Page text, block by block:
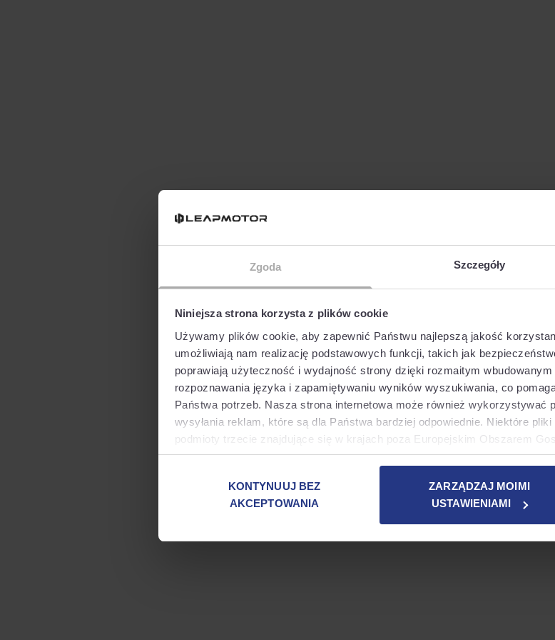
Zgoda Szczegóły
Niniejsza strona korzysta z plików cookie
Używamy plików cookie, aby zapewnić Państwu najlepszą jakość
umożliwiają nam realizację podstawowych funkcji, takich jak
poprawiają użyteczność i wydajność strony dzięki rozmaitym
rozpoznawania języka i zapamiętywaniu wyników wyszukiwania, co
Państwa potrzeb. Nasza strona internetowa może również wykorzystywać
wysyłania reklam, które są dla Państwa bardziej odpowiednie. Niektóre
podmioty trzecie znajdujące się w krajach poza Europejskim Obszarem
jeszcze decyzji w sprawie adekwatności ochrony danych od europejskich
Jeżeli chcą Państwo zapoznać się z dodatkowymi informacjami na temat
sposobóww zarządzania nimi, możliwe jest przejście do naszejPolityki
przycisku "Zarządzaj moimi ustawieniami".
KONTYNUUJ BEZ
AKCEPTOWANIA
ZARZĄDZAJ MOIMI
USTAWIENIAMI
Application error: a client-side exception has occurred (see the